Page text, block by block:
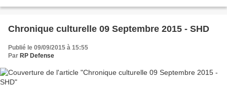
Chronique culturelle 09 Septembre 2015 - SHD
Publié le 09/09/2015 à 15:55
Par RP Defense